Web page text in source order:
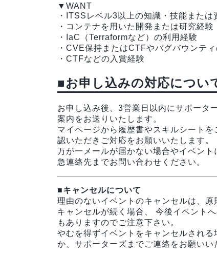
▼WANT
・ITSSレベル3以上の知識・技能または
・コンテナを用いた開発または研究経験
・IaC（Terraformなど）の利用経験
・CVE保持またはCTFやバグバウンテ
・CTFなどの入賞経験
■お申し込みの対応につい
お申し込み後、3営業日以内にサポータ
案内をお送りいたします。
マイページから履歴書やスキルシート
認いただきご対応をお願いいたします。
万が一メールが届かない場合やイベン
急連絡先までお問い合わせください。
■キャンセルについて
理由のないイベントのキャンセルは、原
キャンセルが続く場合、 今後イベント
もありますのでご注意下さい。
やむを得ずイベントをキャンセルされ
か、サポーターズまでご連絡をお願いい